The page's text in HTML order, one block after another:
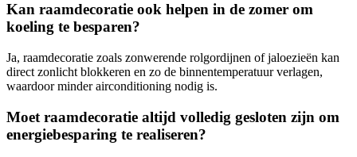
Kan raamdecoratie ook helpen in de zomer om
koeling te besparen?
Ja, raamdecoratie zoals zonwerende rolgordijnen of jaloezieën kan
direct zonlicht blokkeren en zo de binnentemperatuur verlagen,
waardoor minder airconditioning nodig is.
Moet raamdecoratie altijd volledig gesloten zijn om
energiebesparing te realiseren?